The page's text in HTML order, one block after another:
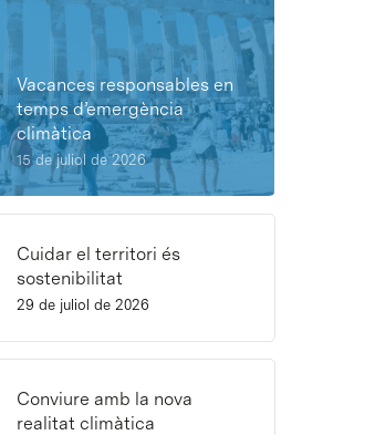
Vacances responsables en
temps d’emergència
climàtica
15 de juliol de 2026
Cuidar el territori és
sostenibilitat
29 de juliol de 2026
Conviure amb la nova
realitat climàtica